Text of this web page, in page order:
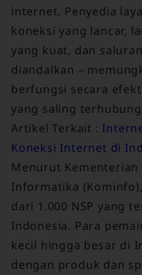
internet. Penyedia
koneksi yang lancar,
yang kuat, dan
diandalkan –
berfungsi secara
yang saling
Artikel Terkait :
Koneksi Internet di
Menurut Kementerian
Informatika
dari 1.000 NSP yang
Indonesia. Para
kecil hingga besar di
dengan produk dan